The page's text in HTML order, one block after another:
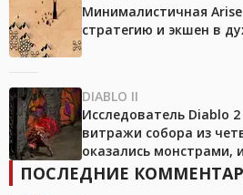
Минималистичная
стратегию и экшен в
DIABLO II
Исследователь Diablo
витражи собора из
оказались монстрами,
ПОСЛЕДНИЕ